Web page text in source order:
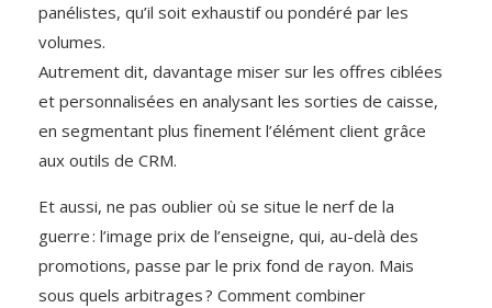
panélistes, qu’il soit exhaustif ou pondéré par les
volumes.
Autrement dit, davantage miser sur les offres ciblées
et personnalisées en analysant les sorties de caisse,
en segmentant plus finement l’élément client grâce
aux outils de CRM.
Et aussi, ne pas oublier où se situe le nerf de la
guerre : l’image prix de l’enseigne, qui, au-delà des
promotions, passe par le prix fond de rayon. Mais
sous quels arbitrages ? Comment combiner